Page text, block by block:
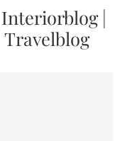
Interiorblog|
Travelblog